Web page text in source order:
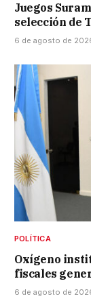
Juegos
selección de
6 de agosto de
POLÍTICA
Oxígeno
fiscales
6 de agosto de